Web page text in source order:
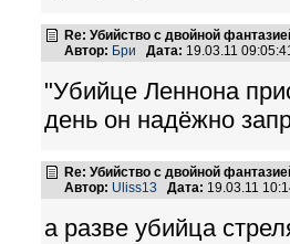
Re: Убийство с двойной
Автор: Бри Дата: 19.03.11
"Убийце Леннона
день он надёжно
Re: Убийство с двойной
Автор: Uliss13 Дата: 19.03.11
а разве убийца